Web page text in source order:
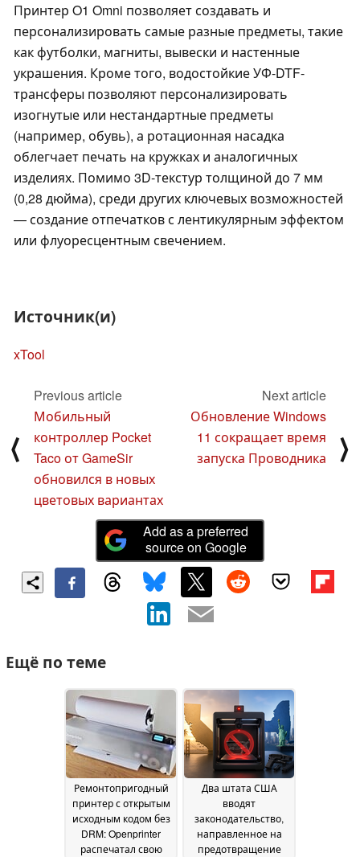
Принтер O1 Omni позволяет создавать и
персонализировать самые разные предметы, такие
как футболки, магниты, вывески и настенные
украшения. Кроме того, водостойкие УФ-DTF-
трансферы позволяют персонализировать
изогнутые или нестандартные предметы
(например, обувь), а ротационная насадка
облегчает печать на кружках и аналогичных
изделиях. Помимо 3D-текстур толщиной до 7 мм
(0,28 дюйма), среди других ключевых возможностей
— создание отпечатков с лентикулярным эффектом
или флуоресцентным свечением.
Источник(и)
xTool
⟨
Previous article
Мобильный
контроллер Pocket
Taco от GameSir
обновился в новых
цветовых вариантах
Next article
Обновление Windows
11 сокращает время
запуска Проводника
⟩
Add as a preferred
source on Google
Ещё по теме
Ремонтопригодный
принтер с открытым
исходным кодом без
DRM: Openprinter
распечатал свою
Два штата США
вводят
законодательство,
направленное на
предотвращение